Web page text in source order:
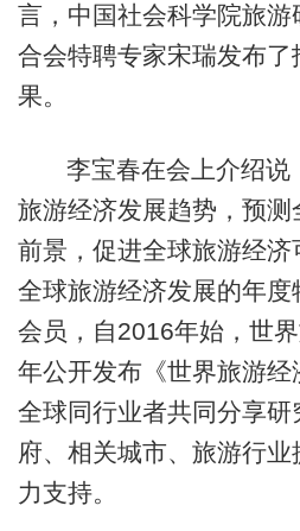
言，中国社会科学院旅
合会特聘专家宋瑞发布
果。
李宝春在会上介绍说
旅游经济发展趋势，预
前景，促进全球旅游经
全球旅游经济发展的年
会员，自2016年始，世
年公开发布《世界旅游
全球同行业者共同分享
府、相关城市、旅游行
力支持。